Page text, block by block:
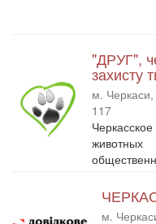
"ДРУГ",
захисту
м. Черкаси,
117
м.